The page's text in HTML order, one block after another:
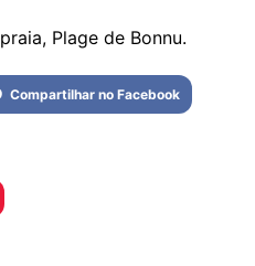
Plage de Bonnu.
Compartilhar no Facebook